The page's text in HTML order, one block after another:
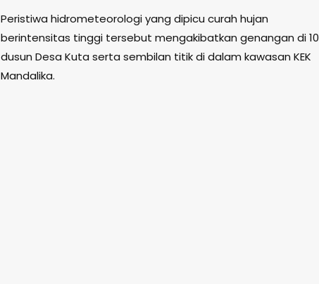
Peristiwa hidrometeorologi yang dipicu curah hujan
berintensitas tinggi tersebut mengakibatkan genangan di 10
dusun Desa Kuta serta sembilan titik di dalam kawasan KEK
Mandalika.